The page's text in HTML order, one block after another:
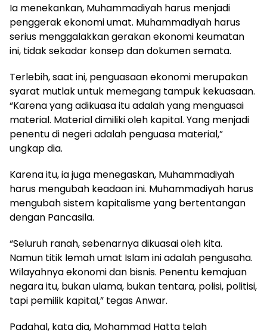
Ia menekankan, Muhammadiyah harus menjadi
penggerak ekonomi umat. Muhammadiyah harus
serius menggalakkan gerakan ekonomi keumatan
ini, tidak sekadar konsep dan dokumen semata.
Terlebih, saat ini, penguasaan ekonomi merupakan
syarat mutlak untuk memegang tampuk kekuasaan.
“Karena yang adikuasa itu adalah yang menguasai
material. Material dimiliki oleh kapital. Yang menjadi
penentu di negeri adalah penguasa material,”
ungkap dia.
Karena itu, ia juga menegaskan, Muhammadiyah
harus mengubah keadaan ini. Muhammadiyah harus
mengubah sistem kapitalisme yang bertentangan
dengan Pancasila.
“Seluruh ranah, sebenarnya dikuasai oleh kita.
Namun titik lemah umat Islam ini adalah pengusaha.
Wilayahnya ekonomi dan bisnis. Penentu kemajuan
negara itu, bukan ulama, bukan tentara, polisi, politisi,
tapi pemilik kapital,” tegas Anwar.
Padahal, kata dia, Mohammad Hatta telah